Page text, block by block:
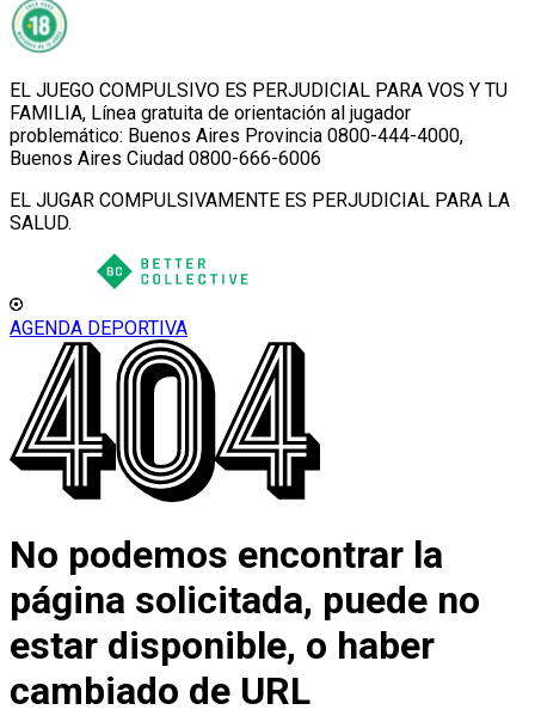
EL JUEGO COMPULSIVO ES PERJUDICIAL PARA VOS Y TU
FAMILIA, Línea gratuita de orientación al jugador
problemático: Buenos Aires Provincia 0800-444-4000,
Buenos Aires Ciudad 0800-666-6006
EL JUGAR COMPULSIVAMENTE ES PERJUDICIAL PARA LA
SALUD.
AGENDA DEPORTIVA
No podemos encontrar la
página solicitada, puede no
estar disponible, o haber
cambiado de URL